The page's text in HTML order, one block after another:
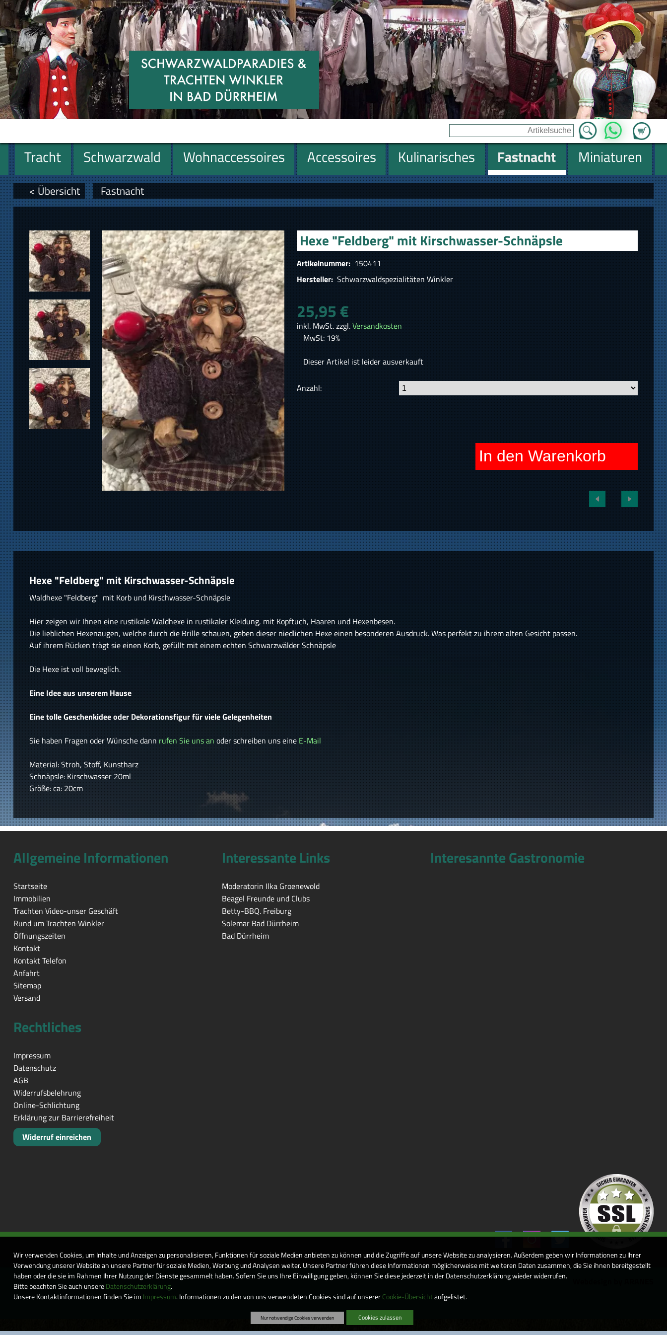
Zum
WhatsApp
Tracht Schwarzwald Wohnaccessoires Accessoires Kulinarisches Fastnacht
Miniaturen
Geschenke
< Übersicht Fastnacht
Hexe "Feldberg" mit Kirschwasser-Schnäpsle
Artikelnummer: 150411
Hersteller: Schwarzwaldspezialitäten Winkler
25,95 €
inkl. MwSt. zzgl.Versandkosten
MwSt: 19%
Dieser Artikel ist leider ausverkauft
Anzahl:
In den Warenkorb
Hexe "Feldberg" mit Kirschwasser-Schnäpsle
Waldhexe "Feldberg" mit Korb und Kirschwasser-Schnäpsle
Hier zeigen wir Ihnen eine rustikale Waldhexe in rustikaler Kleidung, mit Kopftuch, Haaren und Hexenbesen.
Die lieblichen Hexenaugen, welche durch die Brille schauen, geben dieser niedlichen Hexe einen besonderen Ausdruck. Was perfekt zu ihrem alten Gesicht passen.
Auf ihrem Rücken trägt sie einen Korb, gefüllt mit einem echten Schwarzwälder Schnäpsle
Die Hexe ist voll beweglich.
Eine Idee aus unserem Hause
Eine tolle Geschenkidee oder Dekorationsfigur für viele Gelegenheiten
Sie haben Fragen oder Wünsche dann rufen Sie uns an oder schreiben uns eine E-Mail
Material: Stroh, Stoff, Kunstharz
Schnäpsle: Kirschwasser 20ml
Größe: ca: 20cm
Allgemeine Informationen
Startseite
Immobilien
Trachten Video-unser Geschäft
Rund um Trachten Winkler
Öffnungszeiten
Kontakt
Kontakt Telefon
Anfahrt
Sitemap
Versand
Interessante Links
Moderatorin Ilka Groenewold
Beagel Freunde und Clubs
Betty-BBQ. Freiburg
Solemar Bad Dürrheim
Bad Dürrheim
Interesannte Gastronomie
Rechtliches
Impressum
Datenschutz
AGB
Widerrufsbelehrung
Online-Schlichtung
Erklärung zur Barrierefreiheit
Widerruf einreichen
Wir verwenden Cookies, um Inhalte und Anzeigen zu personalisieren, Funktionen für soziale Medien anbieten zu können und die Zugriffe auf unsere Website zu analysieren. Außerdem geben wir Informationen zu Ihrer
Verwendung unserer Website an unsere Partner für soziale Medien, Werbung und Analysen weiter. Unsere Partner führen diese Informationen möglicherweise mit weiteren Daten zusammen, die Sie ihnen bereitgestellt
haben oder die sie im Rahmen Ihrer Nutzung der Dienste gesammelt haben. Sofern Sie uns Ihre Einwilligung geben, können Sie diese jederzeit in der Datenschutzerklärung wieder widerrufen.
Bitte beachten Sie auch unsereDatenschutzerklärung.
Unsere Kontaktinformationen finden Sie im Impressum. Informationen zu den von uns verwendeten Cookies sind auf unsererCookie-Übersichtaufgelistet.
Nur notwendige Cookies verwenden Cookies zulassen